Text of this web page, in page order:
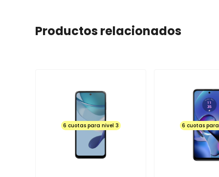
muertos y manchas de colores), micas rotas y rayadas y
configuración predeterminada cualquier modificación
Software o ya sea que el equipo haya sido abierto
anula la GARANTIA.
Los productos pierden GARANTIA si al momento de
lógica por fallas de enchufes y voltajes de corriente
batería.En caso de TELEVISORES, el despachador de
mostrar al cliente las condiciones físicas (ENCENDIDO,
ACCESORIOS) ya que por defectos físicos solo se
Productos relacionados
6 cuotas para nivel 3 6 cuotas